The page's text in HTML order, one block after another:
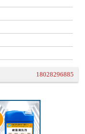
18028296885